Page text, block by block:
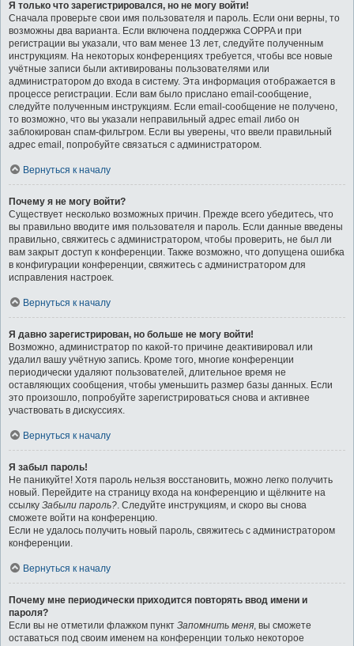
Я только что зарегистрировался, но не могу войти!
Сначала проверьте свои имя пользователя и пароль. Если они верны, то
возможны два варианта. Если включена поддержка COPPA и при
регистрации вы указали, что вам менее 13 лет, следуйте полученным
инструкциям. На некоторых конференциях требуется, чтобы все новые
учётные записи были активированы пользователями или
администратором до входа в систему. Эта информация отображается в
процессе регистрации. Если вам было прислано email-сообщение,
следуйте полученным инструкциям. Если email-сообщение не получено,
то возможно, что вы указали неправильный адрес email либо он
заблокирован спам-фильтром. Если вы уверены, что ввели правильный
адрес email, попробуйте связаться с администратором.
Вернуться к началу
Почему я не могу войти?
Существует несколько возможных причин. Прежде всего убедитесь, что
вы правильно вводите имя пользователя и пароль. Если данные введены
правильно, свяжитесь с администратором, чтобы проверить, не был ли
вам закрыт доступ к конференции. Также возможно, что допущена ошибка
в конфигурации конференции, свяжитесь с администратором для
исправления настроек.
Вернуться к началу
Я давно зарегистрирован, но больше не могу войти!
Возможно, администратор по какой-то причине деактивировал или
удалил вашу учётную запись. Кроме того, многие конференции
периодически удаляют пользователей, длительное время не
оставляющих сообщения, чтобы уменьшить размер базы данных. Если
это произошло, попробуйте зарегистрироваться снова и активнее
участвовать в дискуссиях.
Вернуться к началу
Я забыл пароль!
Не паникуйте! Хотя пароль нельзя восстановить, можно легко получить
новый. Перейдите на страницу входа на конференцию и щёлкните на
ссылку Забыли пароль?. Следуйте инструкциям, и скоро вы снова
сможете войти на конференцию.
Если не удалось получить новый пароль, свяжитесь с администратором
конференции.
Вернуться к началу
Почему мне периодически приходится повторять ввод имени и
пароля?
Если вы не отметили флажком пункт Запомнить меня, вы сможете
оставаться под своим именем на конференции только некоторое